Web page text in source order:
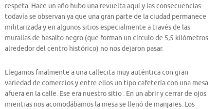
respeta. Hace un año hubo una revuelta aquí y las consecuencias
todavía se observan ya que una gran parte de la ciudad permanece
militarizada y en algunos sitios especialmente a través de las
murallas de basalto negro (que forman un círculo de 5,5 kilómetros
alrededor del centro histórico) no nos dejaron pasar.
Llegamos finalmente a una callecita muy auténtica con gran
variedad de comercios y entre ellos un tipo cafetería con una mesa
afuera en la calle. Ese era nuestro sitio . En un abrir y cerrar de ojos
mientras nos acomodábamos la mesa se llenó de manjares. Los